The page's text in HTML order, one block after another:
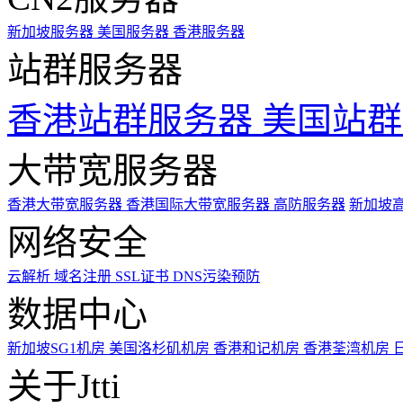
新加坡服务器 美国服务器 香港服务器
站群服务器
香港站群服务器 美国站
大带宽服务器
香港大带宽服务器 香港国际大带宽服务器 高防服务器 新加坡
网络安全
云解析 域名注册 SSL证书 DNS污染预防
数据中心
新加坡SG1机房 美国洛杉矶机房 香港和记机房 香港荃湾机房
关于Jtti